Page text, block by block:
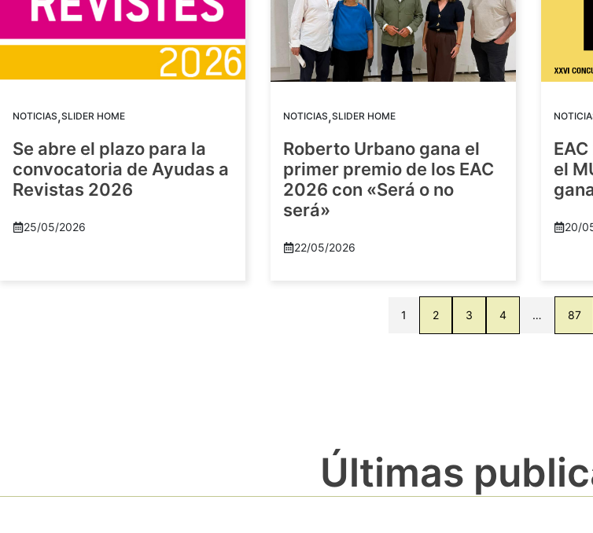
NOTICIAS,SLIDER HOME
Se abre el plazo para la
convocatoria de Ayudas a
Revistas 2026
25/05/2026
NOTICIAS,SLIDER HOME
Roberto Urbano gana el
primer premio de los EAC
2026 con «Será o no
será»
22/05/2026
el
20/
1 2 3 4 … 87
Últimas